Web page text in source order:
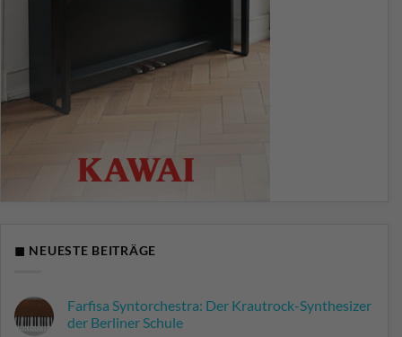
◼ NEUESTE BEITRÄGE
Farfisa Syntorchestra: Der Krautrock-Synthesizer
der Berliner Schule